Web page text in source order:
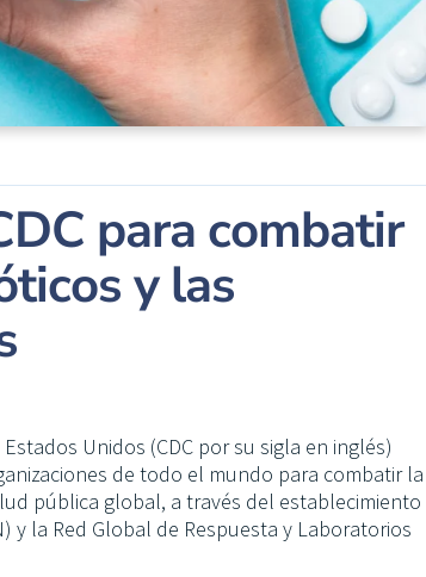
para combatir
y las
Unidos (CDC por su sigla en inglés)
de todo el mundo para combatir la
pública global, a través del establecimiento
y la Red Global de Respuesta y Laboratorios